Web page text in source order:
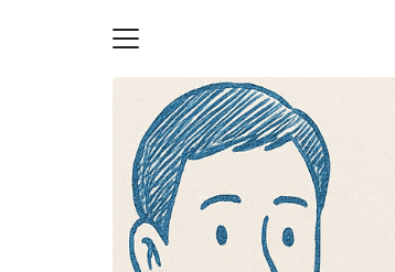
ยความเป็นส่วนตัว
ญชี (Accounting service)
ญชี (Accounting